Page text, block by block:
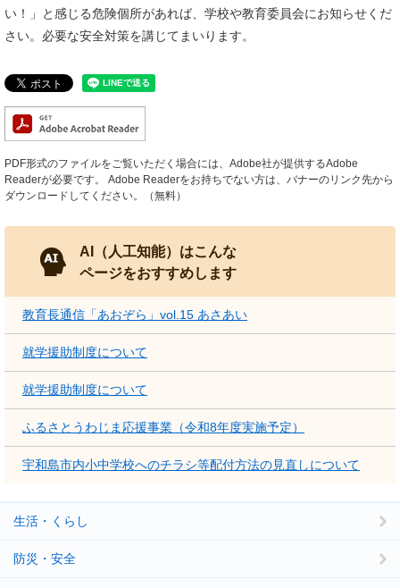
い！」と感じる危険個所があれば、学校や教育委員会にお知らせくだ
さい。必要な安全対策を講じてまいります。
PDF形式のファイルをご覧いただく場合には、Adobe社が提供するAdobe
Readerが必要です。
Adobe Readerをお持ちでない方は、バナーのリンク先から
ダウンロードしてください。（無料）
AI（人工知能）はこんな
ページをおすすめします
教育長通信「あおぞら」vol.15 あさあい
就学援助制度について
就学援助制度について
ふるさとうわじま応援事業（令和8年度実施予定）
宇和島市内小中学校へのチラシ等配付方法の見直しについて
生活・くらし
防災・安全